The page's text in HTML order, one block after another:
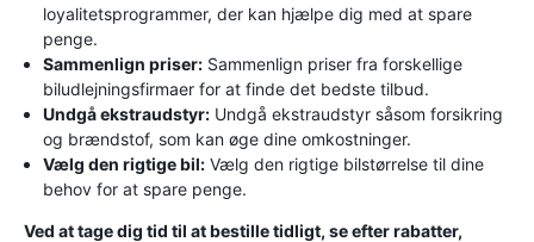
loyalitetsprogrammer, der kan hjælpe dig med at spare
penge.
Sammenlign priser: Sammenlign priser fra forskellige
biludlejningsfirmaer for at finde det bedste tilbud.
Undgå ekstraudstyr: Undgå ekstraudstyr såsom forsikring
og brændstof, som kan øge dine omkostninger.
Vælg den rigtige bil: Vælg den rigtige bilstørrelse til dine
behov for at spare penge.
Ved at tage dig tid til at bestille tidligt, se efter rabatter,